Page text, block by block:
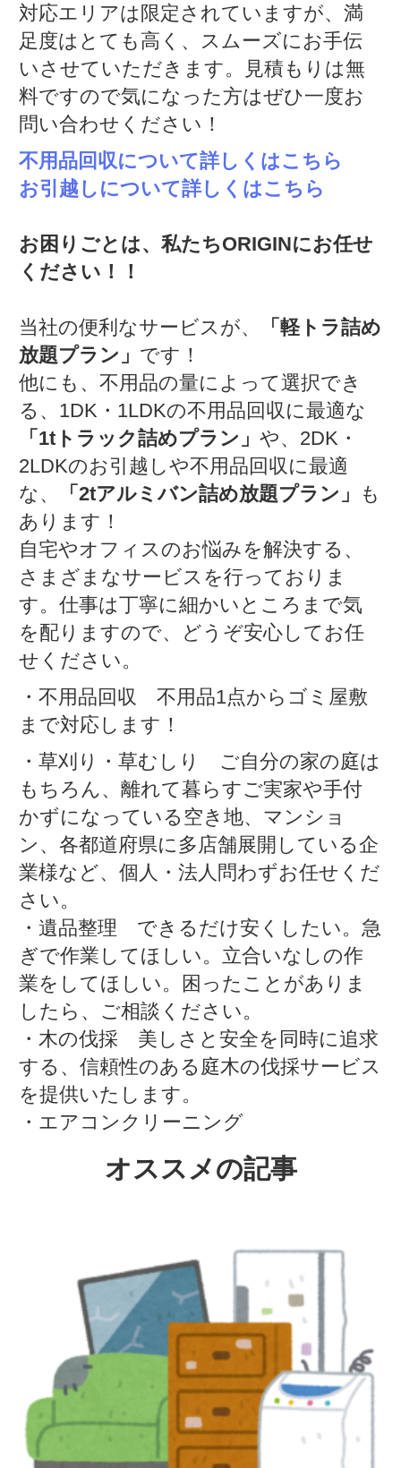
対応エリアは限定されていますが、満
足度はとても高く、スムーズにお手伝
いさせていただきます。見積もりは無
料ですので気になった方はぜひ一度お
問い合わせください！
不用品回収について詳しくはこちら
お引越しについて詳しくはこちら
お困りごとは、私たちORIGINにお任せ
ください！！
当社の便利なサービスが、
「軽トラ詰め
放題プラン」 です！
他にも、不用品の量によって選択でき
る、1DK・1LDKの不用品回収に最適な
「1tトラック詰めプラン」や、2DK・
2LDKのお引越しや不用品回収に最適
な、
「2tアルミバン詰め放題プラン」
も
あります！
自宅やオフィスのお悩みを解決する、
さまざまなサービスを行っておりま
す。仕事は丁寧に細かいところまで気
を配りますので、どうぞ安心してお任
せください。
・不用品回収 不用品1点からゴミ屋敷
まで対応します！
・草刈り・草むしり ご自分の家の庭は
もちろん、離れて暮らすご実家や手付
かずになっている空き地、マンショ
ン、各都道府県に多店舗展開している企
業様など、個人・法人問わずお任せくだ
さい。
・遺品整理 できるだけ安くしたい。急
ぎで作業してほしい。立合いなしの作
業をしてほしい。困ったことがありま
したら、ご相談ください。
・木の伐採 美しさと安全を同時に追求
する、信頼性のある庭木の伐採サービス
を提供いたします。
・エアコンクリーニング
オススメの記事